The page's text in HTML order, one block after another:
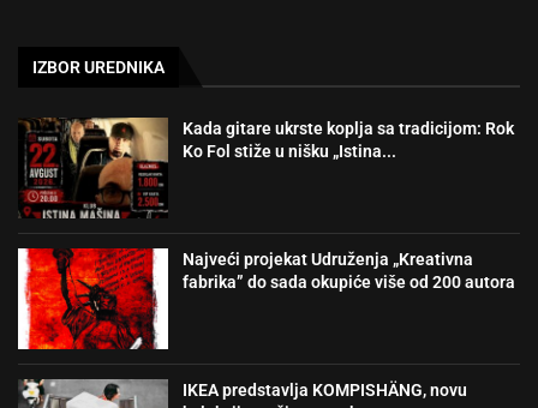
IZBOR UREDNIKA
Kada gitare ukrste koplja sa tradicijom: Rok
Ko Fol stiže u nišku „Istina...
Najveći projekat Udruženja „Kreativna
fabrika” do sada okupiće više od 200 autora
IKEA predstavlja KOMPISHÄNG, novu